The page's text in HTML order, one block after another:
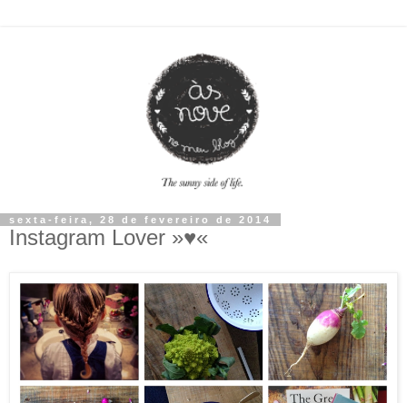
sexta-feira, 28 de fevereiro de 2014
Instagram Lover »♥«